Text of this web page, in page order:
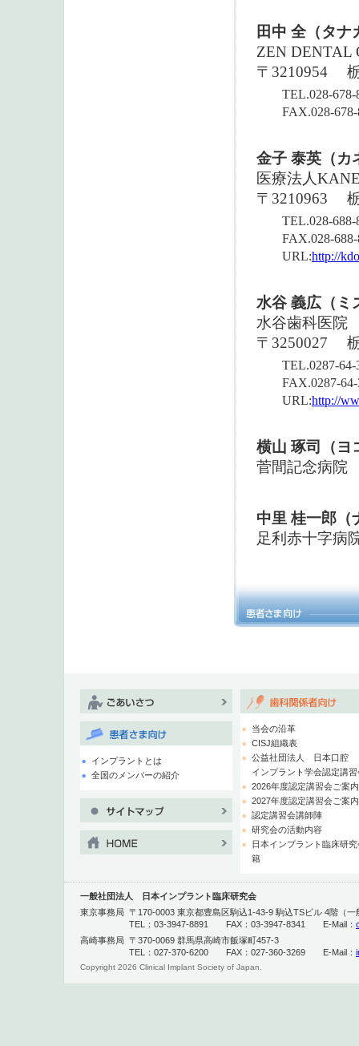
田中 全（タナ
ZEN DENTAL
〒3210954
TEL.028-678-
FAX.028-
金子 泰英（カ
医療法人
〒3210963
TEL.028-688-
FAX.028-
URL:http://
水谷 義広（ミ
水谷歯科医院
〒3250027
TEL.0287-64-
FAX.0287-64-
URL:http://
横山 琢司（ヨ
菅間記念病院
中里 桂一郎（
足利赤十字病
インプラントとは
全国のメンバーの紹介
当会の沿革
CISJ組織表
公益社団法人 日本口腔
インプラント学会認定講
2026年度認定講習会ご案内
2027年度認定講習会ご案内
認定講習会講師陣
研究会の活動内容
日本インプラント臨床研
籍
一般社団法人 日本インプラント臨床研究会
東京事務局 〒170-0003 東京都豊島区駒込1-43-9 駒込TSビル 4階（
TEL：03-3947-8891 FAX：03-3947-8341 E-Mail：
高崎事務局 〒370-0069 群馬県高崎市飯塚町457-3
TEL：027-370-6200 FAX：027-360-3269 E-Mail：
Copyright 2026 Clinical Implant Society of Japan.